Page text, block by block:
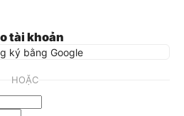
tài khoản
ký bằng Google
HOẶC